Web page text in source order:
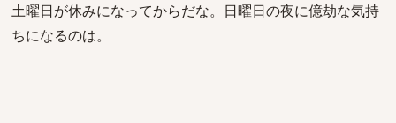
土曜日が休みになってからだな。日曜日の夜に億劫な気持
ちになるのは。